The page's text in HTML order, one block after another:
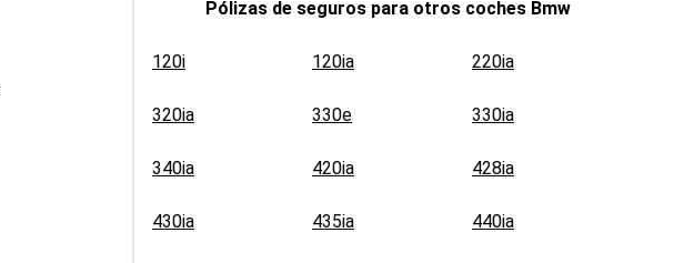
Pólizas de seguros para otros coches Bmw
120i 120ia 220ia
320ia 330e 330ia
340ia 420ia 428ia
430ia 435ia 440ia